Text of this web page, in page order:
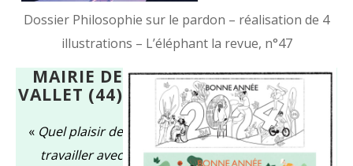
Dossier Philosophie sur le pardon – réalisation de 4
illustrations – L’éléphant la revue, n°47
MAIRIE DE
VALLET (44)
« Quel plaisir de
travailler avec